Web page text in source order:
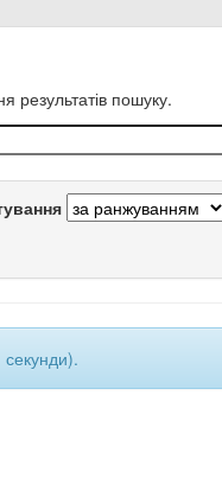
результатів пошуку.
секунди).